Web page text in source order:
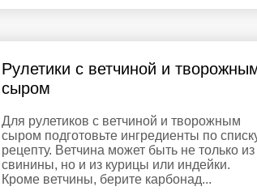
Рулетики с ветчиной и
сыром
Для рулетиков с ветчиной и творожным
сыром подготовьте ингредиенты по
рецепту. Ветчина может быть не только из
свинины, но и из курицы или индейки.
Кроме ветчины, берите карбонад...